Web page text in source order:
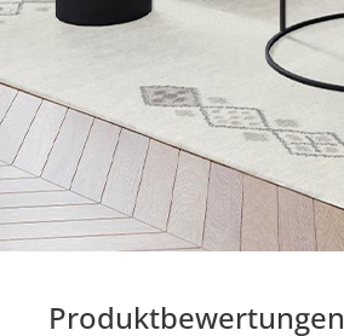
Produktbewertungen